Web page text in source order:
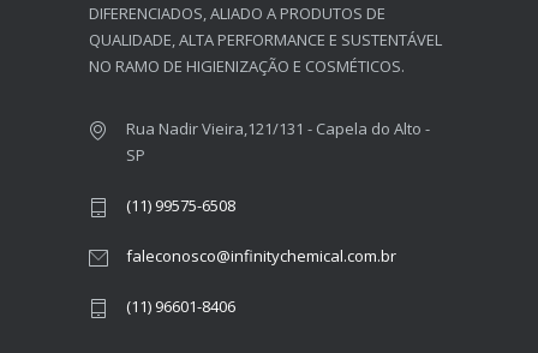
DIFERENCIADOS, ALIADO A PRODUTOS DE
QUALIDADE, ALTA PERFORMANCE E SUSTENTÁVEL
NO RAMO DE HIGIENIZAÇÃO E COSMÉTICOS.​
Rua Nadir Vieira,121/131 - Capela do Alto -
SP
(11) 99575-6508
faleconosco@infinitychemical.com.br
(11) 96601-8406